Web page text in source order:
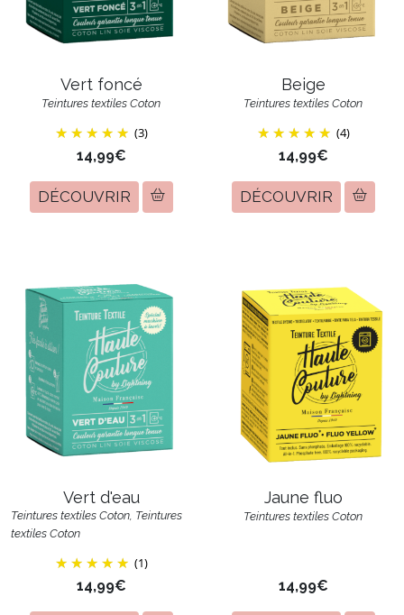
Vert foncé
Teintures textiles Coton
(3)
14,99€
DÉCOUVRIR
Beige
Teintures textiles Coton
(4)
14,99€
DÉCOUVRIR
Vert d'eau
Teintures textiles Coton, Teintures
textiles Coton
(1)
14,99€
Jaune fluo
Teintures textiles Coton
14,99€